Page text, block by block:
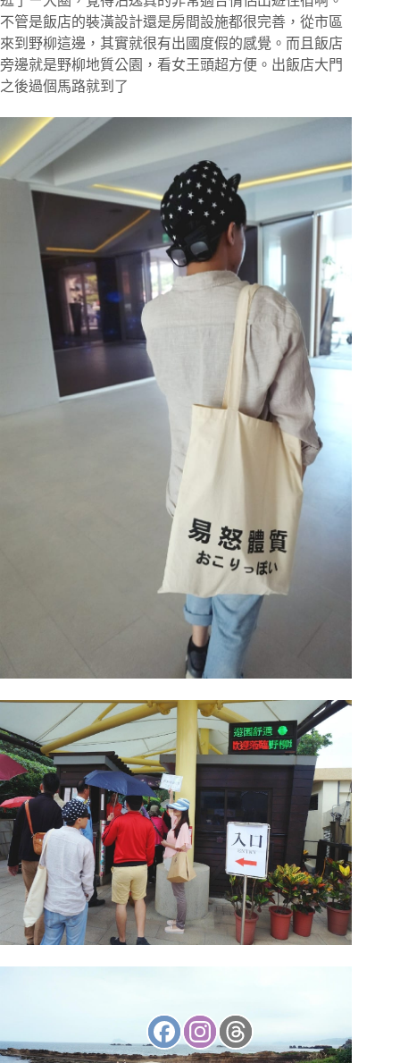
不管是飯店的裝潢設計還是房間設施都很完善，從市區
來到野柳這邊，其實就很有出國度假的感覺。而且飯店
旁邊就是野柳地質公園，看女王頭超方便。出飯店大門
之後過個馬路就到了